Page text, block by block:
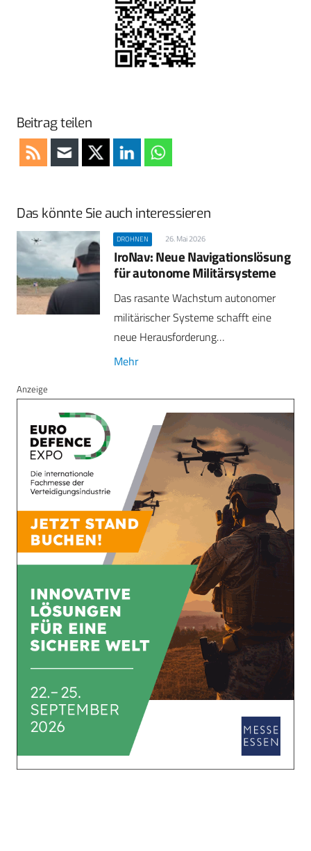
Beitrag teilen
Das könnte Sie auch interessieren
DROHNEN 26. Mai 2026
IroNav: Neue Navigationslösung
für autonome Militärsysteme
Das rasante Wachstum autonomer
militärischer Systeme schafft eine
neue Herausforderung…
Mehr
Anzeige